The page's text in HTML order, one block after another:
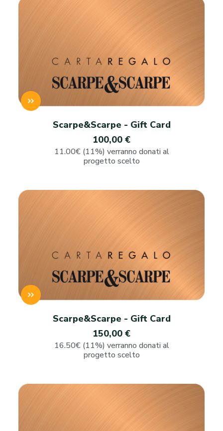
Scarpe&Scarpe - Gift Card
100,00 €
11.00€ (11%) verranno donati al
progetto scelto
Scarpe&Scarpe - Gift Card
150,00 €
16.50€ (11%) verranno donati al
progetto scelto